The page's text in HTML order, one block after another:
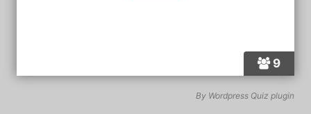
9
By Wordpress Quiz plugin